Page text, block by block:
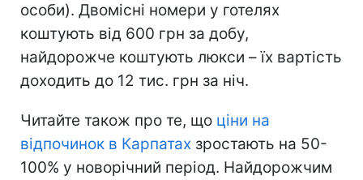
особи). Двомісні номери у готелях
коштують від 600 грн за добу,
найдорожче коштують люкси – їх вартість
доходить до 12 тис. грн за ніч.
Читайте також про те, що ціни на
відпочинок в Карпатах зростають на 50-
100% у новорічний період. Найдорожчим